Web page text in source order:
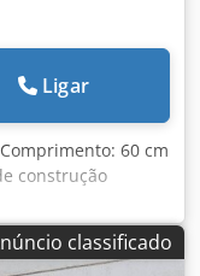
Ligar
60 cm
construção
Tbujpfx
classificado